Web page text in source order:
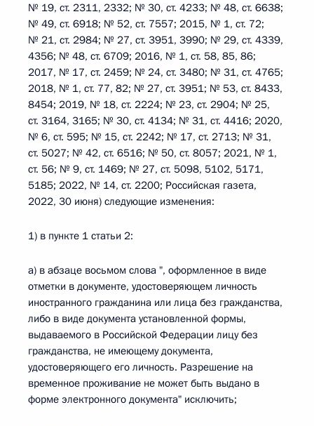
№ 19, ст. 2311, 2332; № 30, ст. 4233; № 48, ст. 6638;
№ 49, ст. 6918; № 52, ст. 7557; 2015, № 1, ст. 72;
№ 21, ст. 2984; № 27, ст. 3951, 3990; № 29, ст. 4339,
4356; № 48, ст. 6709; 2016, № 1, ст. 58, 85, 86;
2017, № 17, ст. 2459; № 24, ст. 3480; № 31, ст. 4765;
2018, № 1, ст. 77, 82; № 27, ст. 3951; № 53, ст. 8433,
8454; 2019, № 18, ст. 2224; № 23, ст. 2904; № 25,
ст. 3164, 3165; № 30, ст. 4134; № 31, ст. 4416; 2020,
№ 6, ст. 595; № 15, ст. 2242; № 17, ст. 2713; № 31,
ст. 5027; № 42, ст. 6516; № 50, ст. 8057; 2021, № 1,
ст. 56; № 9, ст. 1469; № 27, ст. 5098, 5102, 5171,
5185; 2022, № 14, ст. 2200; Российская газета,
2022, 30 июня) следующие изменения:
1) в пункте 1 статьи 2:
а) в абзаце восьмом слова ", оформленное в виде
отметки в документе, удостоверяющем личность
иностранного гражданина или лица без гражданства,
либо в виде документа установленной формы,
выдаваемого в Российской Федерации лицу без
гражданства, не имеющему документа,
удостоверяющего его личность. Разрешение на
временное проживание не может быть выдано в
форме электронного документа" исключить;